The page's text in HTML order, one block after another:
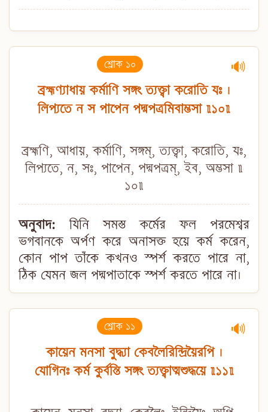
শ্লোক ১০ 🔊
ব্রহ্মণ্যাধায় কর্মাণি সঙ্গং ত্যক্ত্বা করোতি যঃ ।
লিপ্যতে ন স পাপেন পদ্মপত্রমিবাম্ভসা ॥১০॥
ব্রহ্মণি, আধায়, কর্মাণি, সঙ্গম্, ত্যক্ত্বা, করোতি, যঃ,
লিপ্যতে, ন, সঃ, পাপেন, পদ্মপত্রম্, ইব, অম্ভসা ॥
১০॥
অনুবাদ: যিনি সমস্ত কর্মের ফল পরমেশ্বর
ভগবানকে অর্পণ করে অনাসক্ত হয়ে কর্ম করেন,
কোন পাপ তাঁকে কখনও স্পর্শ করতে পারে না,
ঠিক যেমন জল পদ্মপাতাকে স্পর্শ করতে পারে না।
শ্লোক ১১ 🔊
কায়েন মনসা বুদ্ধ্যা কেবলৈরিন্দ্রিয়ৈরপি ।
যোগিনঃ কর্ম কুর্বন্তি সঙ্গং ত্যক্ত্বাত্মশুদ্ধয়ে ॥১১॥